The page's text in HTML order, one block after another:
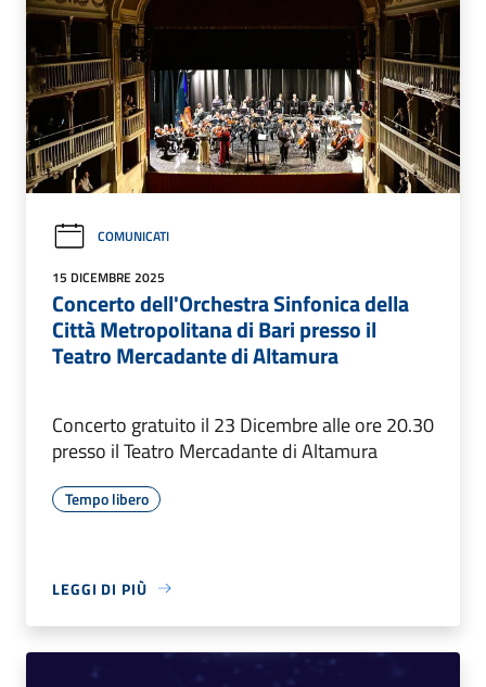
COMUNICATI
15 DICEMBRE 2025
Concerto dell'Orchestra Sinfonica della
Città Metropolitana di Bari presso il
Teatro Mercadante di Altamura
Concerto gratuito il 23 Dicembre alle ore 20.30
presso il Teatro Mercadante di Altamura
Tempo libero
LEGGI DI PIÙ